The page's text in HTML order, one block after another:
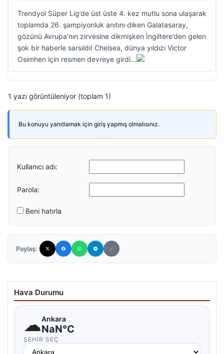
Trendyol Süper Lig’de üst üste 4. kez mutlu sona ulaşarak
toplamda 26. şampiyonluk anıtını diken Galatasaray,
gözünü Avrupa’nın zirvesine dikmişken İngiltere’den gelen
şok bir haberle sarsıldı! Chelsea, dünya yıldızı Victor
Osimhen için resmen devreye girdi…
1 yazı görüntüleniyor (toplam 1)
Bu konuyu yanıtlamak için giriş yapmış olmalısınız.
Kullanıcı adı:
Parola:
Beni hatırla
Paylaş:
Hava Durumu
☁Ankara
NaN°C
ŞEHIR SEÇ